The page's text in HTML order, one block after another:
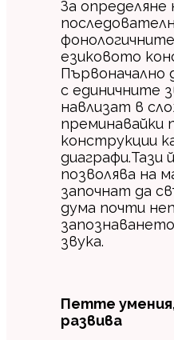
За определяне
езиковото
Първоначално
с единичните
навлизат в
преминавайки
конструкции
диаграфи.Тази
позволява на
започнат да
дума почти
звукa.
Петте
развива